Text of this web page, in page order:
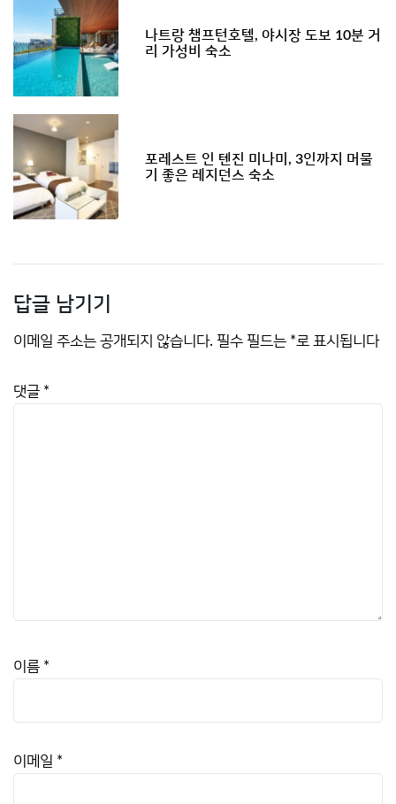
나트랑 챔프턴호텔, 야시장 도보 10분 거
리 가성비 숙소
포레스트 인 텐진 미나미, 3인까지 머물
기 좋은 레지던스 숙소
답글 남기기
이메일 주소는 공개되지 않습니다. 필수 필드는 *로 표시됩니다
댓글 *
이름 *
이메일 *